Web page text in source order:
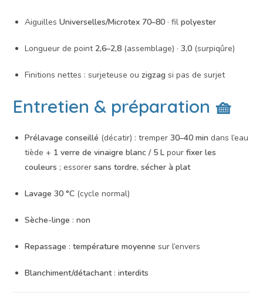
AiguillesUniverselles/Microtex 70–80 · filpolyester
Longueur de point 2,6–2,8 (assemblage) ·3,0 (surpiqûre)
Finitions nettes : surjeteuse ouzigzag si pas de surjet
Entretien & préparation 🧺
Prélavage conseillé (décatir) : tremper30–40 min dans l’eau
tiède + 1 verre de vinaigre blanc / 5 L pourfixer les
couleurs ; essorersans tordre,sécher à plat
Lavage 30 °C (cycle normal)
Sèche-linge :non
Repassage :température moyenne sur l’envers
Blanchiment/détachant:interdits